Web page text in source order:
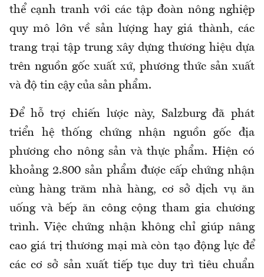
thể cạnh tranh với các tập đoàn nông nghiệp
quy mô lớn về sản lượng hay giá thành, các
trang trại tập trung xây dựng thương hiệu dựa
trên nguồn gốc xuất xứ, phương thức sản xuất
và độ tin cậy của sản phẩm.
Để hỗ trợ chiến lược này, Salzburg đã phát
triển hệ thống chứng nhận nguồn gốc địa
phương cho nông sản và thực phẩm. Hiện có
khoảng 2.800 sản phẩm được cấp chứng nhận
cùng hàng trăm nhà hàng, cơ sở dịch vụ ăn
uống và bếp ăn công cộng tham gia chương
trình. Việc chứng nhận không chỉ giúp nâng
cao giá trị thương mại mà còn tạo động lực để
các cơ sở sản xuất tiếp tục duy trì tiêu chuẩn